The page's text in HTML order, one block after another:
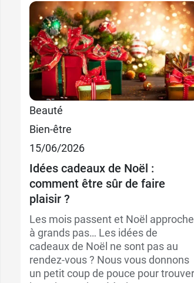
Beauté
Bien-être
15/06/2026
Idées cadeaux de Noël :
comment être sûr de faire
plaisir ?
Les mois passent et Noël approche
à grands pas… Les idées de
cadeaux de Noël ne sont pas au
rendez-vous ? Nous vous donnons
un petit coup de pouce pour trouver